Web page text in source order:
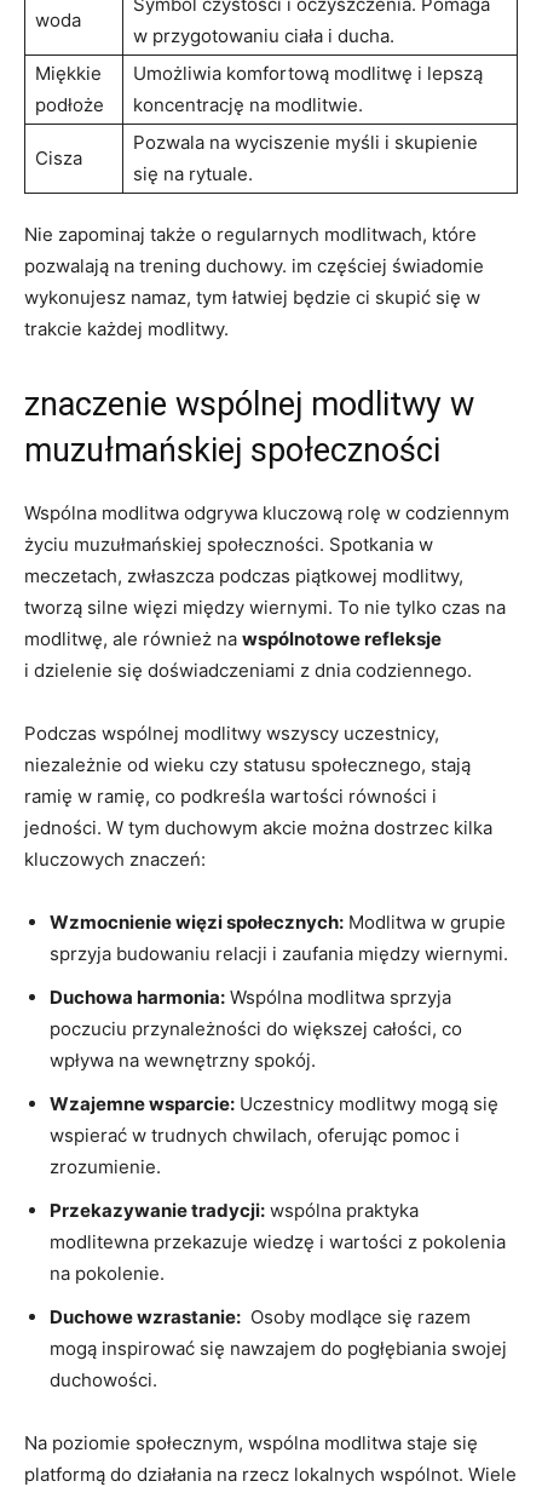
woda
w⁤ przygotowaniu ciała i ⁢ducha.
Miękkie
podłoże
Umożliwia komfortową modlitwę i lepszą
koncentrację na modlitwie.
Cisza
Pozwala na ​wyciszenie⁢ myśli i skupienie
się na rytuale.
Nie zapominaj także o regularnych modlitwach, które
pozwalają na trening duchowy. ‍im częściej świadomie⁤
wykonujesz namaz, ⁤tym ⁣łatwiej będzie ci skupić się w
trakcie każdej modlitwy.
znaczenie⁢ wspólnej modlitwy ⁤w
muzułmańskiej społeczności
Wspólna ⁤modlitwa odgrywa kluczową rolę w codziennym‍
życiu muzułmańskiej społeczności. Spotkania⁤ w
meczetach, zwłaszcza podczas piątkowej modlitwy,
tworzą‌ silne więzi między wiernymi. To nie​ tylko ⁤czas na
modlitwę, ​ale⁣ również ‌na wspólnotowe refleksje
i dzielenie się doświadczeniami z dnia codziennego.
Podczas wspólnej modlitwy wszyscy uczestnicy,
niezależnie od wieku czy statusu społecznego,‍ stają
ramię w ⁢ramię, co ‍podkreśla wartości równości i
jedności. W tym duchowym ⁤akcie można dostrzec ⁤kilka
kluczowych znaczeń:
Wzmocnienie więzi społecznych: Modlitwa w grupie
sprzyja budowaniu relacji i‍ zaufania między wiernymi.
Duchowa harmonia: Wspólna ⁢modlitwa sprzyja
poczuciu przynależności⁢ do⁤ większej całości,⁣ co
wpływa na wewnętrzny‍ spokój.
Wzajemne wsparcie: Uczestnicy modlitwy⁣ mogą się
wspierać w trudnych ⁤chwilach, oferując pomoc i
zrozumienie.
Przekazywanie tradycji: wspólna ⁢praktyka
modlitewna przekazuje​ wiedzę i wartości⁤ z pokolenia
na pokolenie.
Duchowe wzrastanie: ​ Osoby modlące się⁤ razem
mogą‍ inspirować się nawzajem do pogłębiania ‌swojej
duchowości.
Na ‍poziomie ⁣społecznym, wspólna modlitwa staje się
platformą do działania ‍na rzecz​ lokalnych wspólnot. ‌Wiele